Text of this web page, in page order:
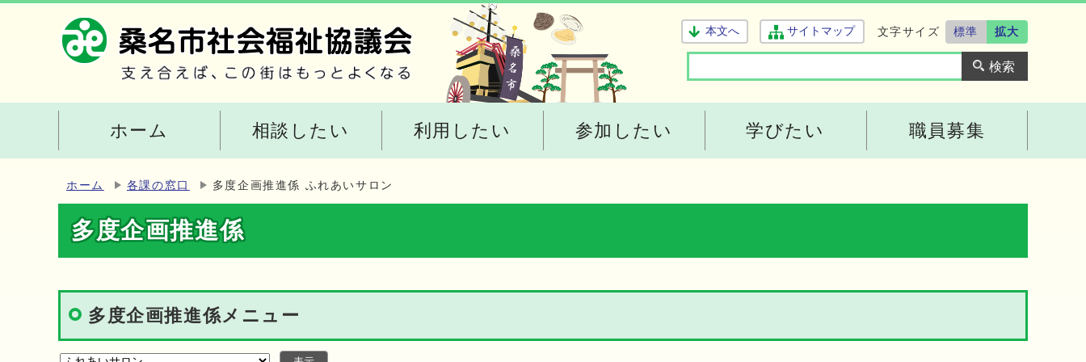
本文へ サイトマップ 文字サイズ 標準 拡大
ホーム 相談したい 利用したい 参加したい 学びたい 職員募集
ホーム 各課の窓口 多度企画推進係 ふれあいサロン
多度企画推進係
多度企画推進係メニュー